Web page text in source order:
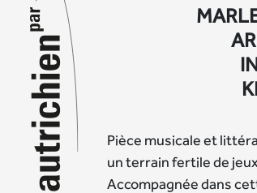
Pièce musicale et
un terrain fertile de
Accompagnée dans